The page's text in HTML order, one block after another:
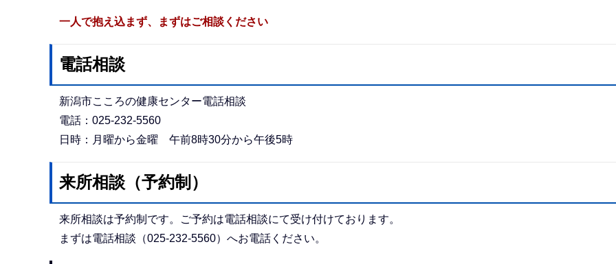
一人で抱え込まず、まずはご相談ください
電話相談
新潟市こころの健康センター電話相談
電話：025-232-5560
日時：月曜から金曜 午前8時30分から午後5時
来所相談（予約制）
来所相談は予約制です。ご予約は電話相談にて受け付けております。
まずは電話相談（025-232-5560）へお電話ください。